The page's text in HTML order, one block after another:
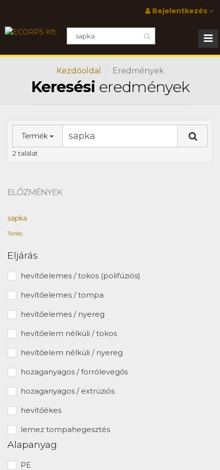
Bejelentkezés
Kezdőoldal Eredmények
Keresési eredmények
Termék
2 találat
ELŐZMÉNYEK
sapka
Törlés
Eljárás
hevítőelemes / tokos (polifúziós)
hevítőelemes / tompa
hevítőelemes / nyereg
hevítőelem nélküli / tokos
hevítőelem nélküli / nyereg
hozaganyagos / forrólevegős
hozaganyagos / extrúziós
hevítőékes
lemez tompahegesztés
Alapanyag
PE